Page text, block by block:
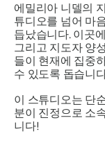
에밀리아 니델의
튜디오를 넘어 마
듭났습니다. 이곳
그리고 지도자 양
들이 현재에 집중
수 있도록 돕습니
이 스튜디오는 단
분이 진정으로 소
니다!